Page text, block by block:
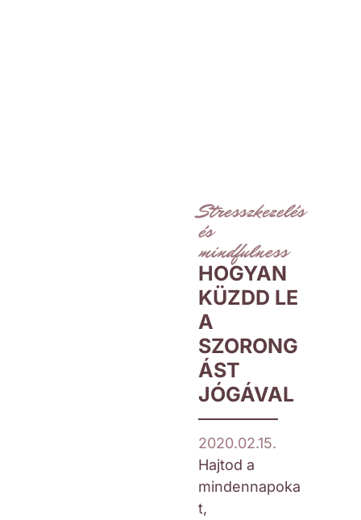
Stresszkezelés
és
mindfulness
HOGYAN
KÜZDD LE
A
SZORONG
ÁST
JÓGÁVAL
2020.02.15.
Hajtod a
mindennapoka
t,